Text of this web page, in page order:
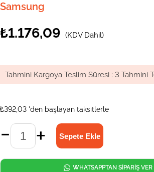
Samsung
₺1.176,09 (KDV Dahil)
Tahmini Kargoya Teslim Süresi : 3 Tahmini
₺392,03 'den başlayan taksitlerle
WHATSAPPTAN SİPARİŞ VER